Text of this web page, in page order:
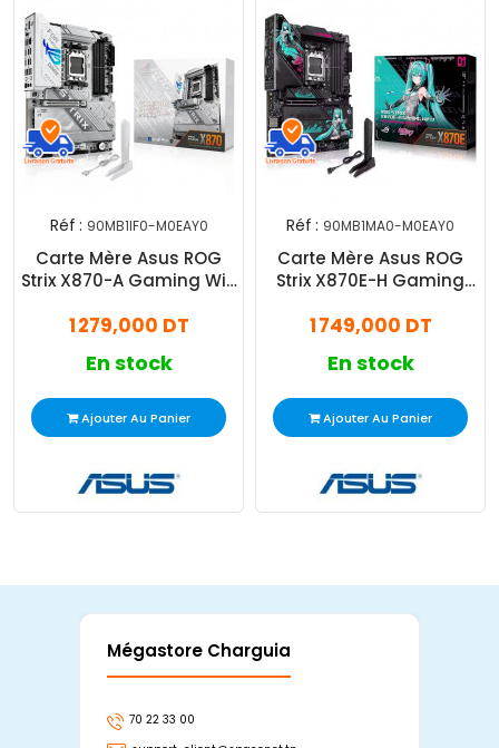
Réf : 90MB1IF0-M0EAY0
Carte Mère Asus ROG
Strix X870-A Gaming Wifi
1 279,000 DT
En stock
Ajouter Au Panier
Réf : 90MB1MA0-M0EAY0
Carte Mère Asus ROG
Strix X870E-H Gaming
1 749,000 DT
En stock
Ajouter Au Panier
Mégastore Charguia
70 22 33 00